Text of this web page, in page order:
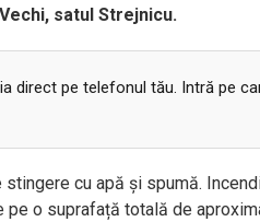
satul Strejnicu.
direct pe telefonul tău. Intră pe
cu apă și spumă.
o suprafață totală de